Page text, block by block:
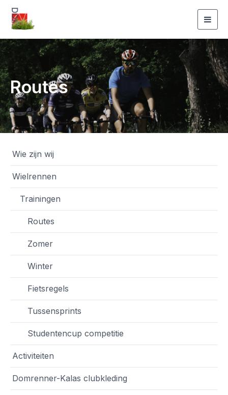
Routes
Wie zijn wij
Wielrennen
Trainingen
Routes
Zomer
Winter
Fietsregels
Tussensprints
Studentencup competitie
Activiteiten
Domrenner-Kalas clubkleding